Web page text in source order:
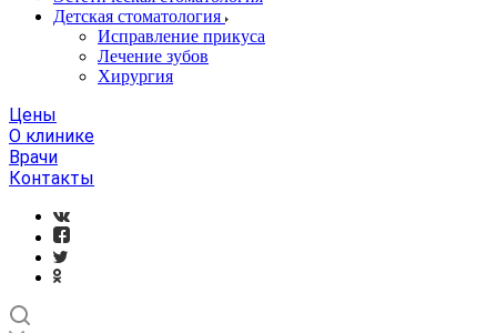
Детская стоматология
Исправление прикуса
Лечение зубов
Хирургия
Цены
О клинике
Врачи
Контакты